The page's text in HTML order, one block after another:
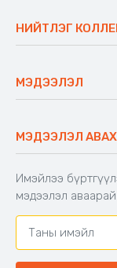
Үнэт зүйлс
Ажлын байр
Блог
НИЙТЛЭГ
Сүүдрэвч
Аяны ширээ
Аяны түшлэгтэй
МЭДЭЭЛЭЛ
Буцаалтын журам
Захиалга шалгах
Хамтран ажиллах
Холбоо барих
МЭДЭЭЛЭЛ АВАХ
Имэйлээ
мэдээлэл аваарай.